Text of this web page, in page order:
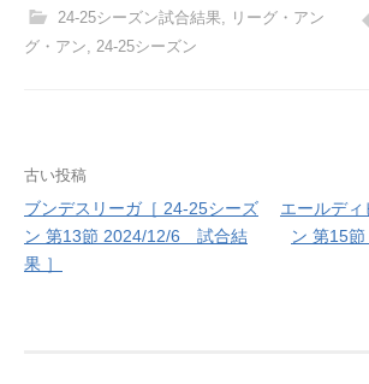
24-25シーズン試合結果, リーグ・アン
グ・アン
24-25シーズン
投
稿
ナ
古い投稿
ブンデスリーガ［ 24-25シーズ
ン 第13節 2024/12/6 試合結
果 ］
エールデ
ン 第15